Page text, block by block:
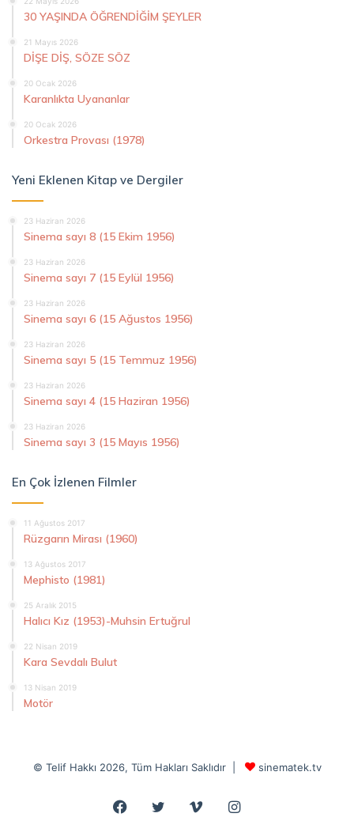
30 YAŞINDA ÖĞRENDİĞİM ŞEYLER
21 Mayıs 2026
DİŞE DİŞ, SÖZE SÖZ
20 Ocak 2026
Karanlıkta Uyananlar
20 Ocak 2026
Orkestra Provası (1978)
Yeni Eklenen Kitap ve Dergiler
23 Haziran 2026
Sinema sayı 8 (15 Ekim 1956)
23 Haziran 2026
Sinema sayı 7 (15 Eylül 1956)
23 Haziran 2026
Sinema sayı 6 (15 Ağustos 1956)
23 Haziran 2026
Sinema sayı 5 (15 Temmuz 1956)
23 Haziran 2026
Sinema sayı 4 (15 Haziran 1956)
23 Haziran 2026
Sinema sayı 3 (15 Mayıs 1956)
En Çok İzlenen Filmler
11 Ağustos 2017
Rüzgarın Mirası (1960)
13 Ağustos 2017
Mephisto (1981)
25 Aralık 2015
Halıcı Kız (1953)-Muhsin Ertuğrul
22 Nisan 2019
Kara Sevdalı Bulut
13 Nisan 2019
Motör
© Telif Hakkı 2026, Tüm Hakları Saklıdır | sinematek.tv
Facebook
Twitter VimeoInstagram